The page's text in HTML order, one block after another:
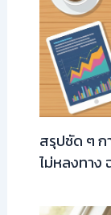
สรุปชัด ๆ ก
ไม่หลงทาง